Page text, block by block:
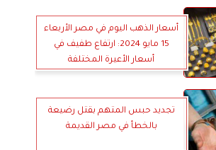
أسعار الذهب اليوم في مصر الأربعاء
15 مايو 2024: ارتفاع طفيف في
أسعار الأعيرة المختلفة
تجديد حبس المتهم بقتل رضيعة
بالخطأ في مصر القديمة